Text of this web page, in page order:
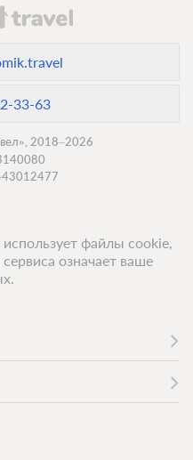
33-63
2018–2026
файлы cookie,
означает ваше